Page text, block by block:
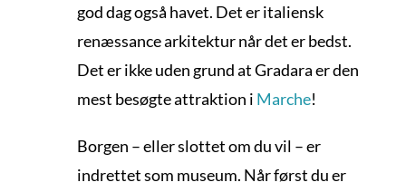
god dag også havet. Det er italiensk
renæssance arkitektur når det er bedst.
Det er ikke uden grund at Gradara er den
mest besøgte attraktion i Marche!
Borgen – eller slottet om du vil – er
indrettet som museum. Når først du er